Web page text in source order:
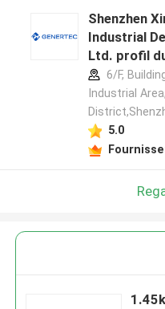
Shenzhen
Industrial
Ltd. profil
6/F,
Industrial
5.0